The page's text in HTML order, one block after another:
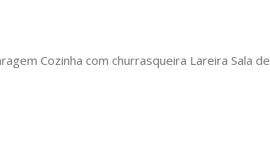
Cozinha com churrasqueira Lareira Sala de